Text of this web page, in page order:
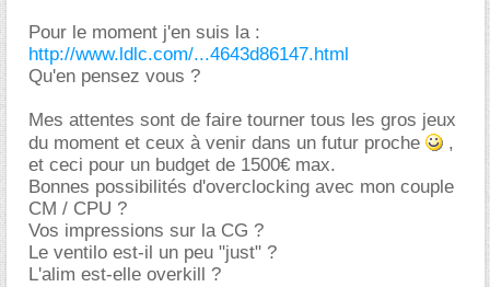
Pour le moment j'en suis la :
http://www.ldlc.com/...4643d86147.html
Qu'en pensez vous ?
Mes attentes sont de faire tourner tous les gros jeux
du moment et ceux à venir dans un futur proche
,
et ceci pour un budget de 1500€ max.
Bonnes possibilités d'overclocking avec mon couple
CM / CPU ?
Vos impressions sur la CG ?
Le ventilo est-il un peu "just" ?
L'alim est-elle overkill ?